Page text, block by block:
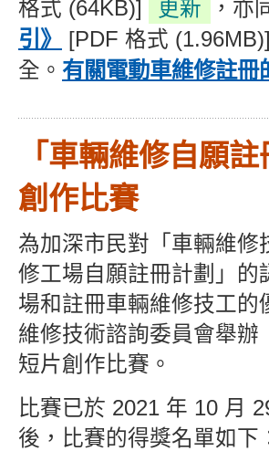
格式 (64KB)] 更新 ，亦
引》
[PDF 格式
全。 有關電動車維修註冊
「車輛維修自願
創作比賽
為加深市民對「車輛維
修工場自願註冊計劃」的
場和註冊車輛維修技工的
維修技術諮詢委員會舉
短片創作比賽 。
比賽已於 2021 年 10 月
後，比賽的得獎名單如下